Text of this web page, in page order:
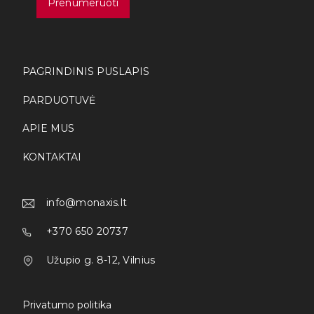
Prenumeruoti
PAGRINDINIS PUSLAPIS
PARDUOTUVĖ
APIE MUS
KONTAKTAI
info@monaxis.lt
+370 650 20737
Užupio g. 8-12, Vilnius
Privatumo politika